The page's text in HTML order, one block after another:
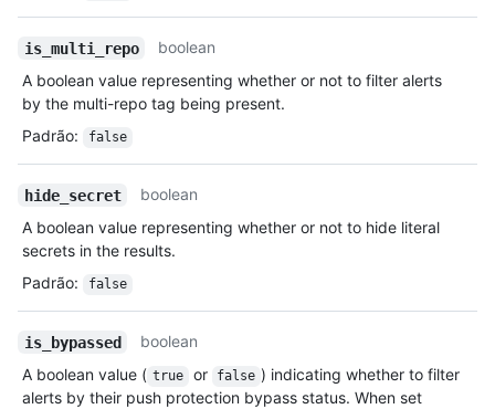
is_multi_repo
boolean
A boolean value representing whether or not to filter alerts
by the multi-repo tag being present.
Padrão: false
hide_secret
boolean
A boolean value representing whether or not to hide literal
secrets in the results.
Padrão: false
is_bypassed
boolean
A boolean value ( true or false ) indicating whether to filter
alerts by their push protection bypass status. When set